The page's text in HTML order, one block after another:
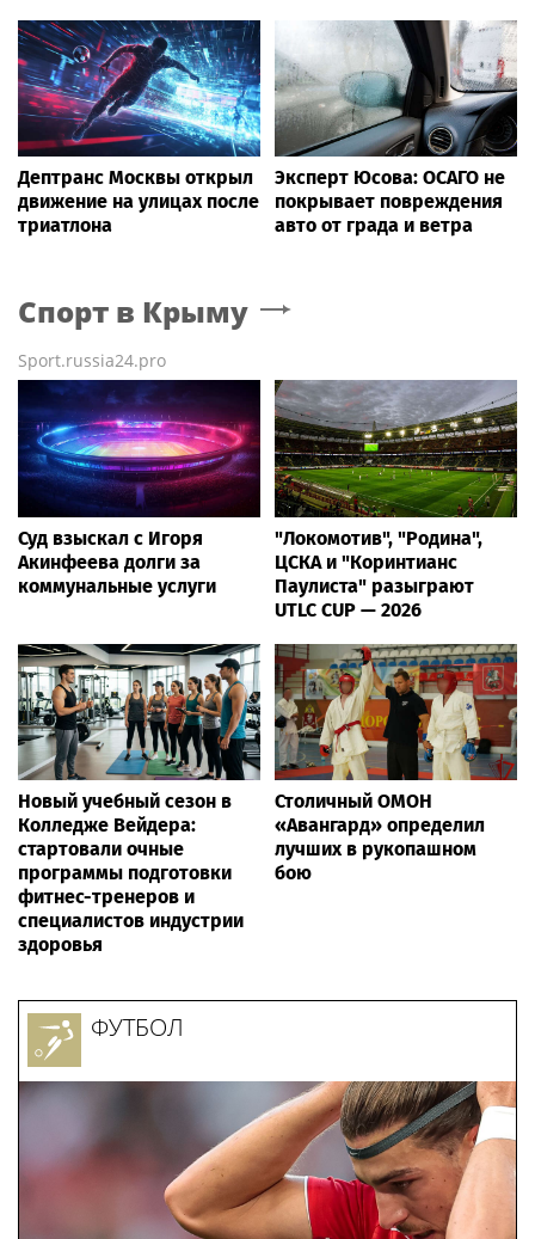
Дептранс Москвы открыл
движение на улицах после
триатлона
Эксперт Юсова: ОСАГО не
покрывает повреждения
авто от града и ветра
Спорт в Крыму
Sport.russia24.pro
Суд взыскал с Игоря
Акинфеева долги за
коммунальные услуги
"Локомотив", "Родина",
ЦСКА и "Коринтианс
Паулиста" разыграют
UTLC CUP — 2026
Новый учебный сезон в
Колледже Вейдера:
стартовали очные
программы подготовки
фитнес-тренеров и
специалистов индустрии
здоровья
Столичный ОМОН
«Авангард» определил
лучших в рукопашном
бою
ФУТБОЛ